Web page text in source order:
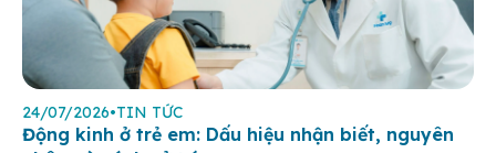
24/07/2026•TIN TỨC
Động kinh ở trẻ em: Dấu hiệu nhận biết, nguyên